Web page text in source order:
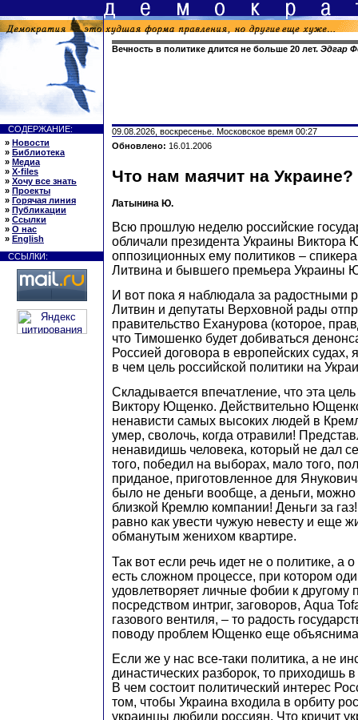
Вечность в политике длится не больше 20 лет. Эдгар
СОДЕРЖАНИЕ:
» Новости
» Библиотека
» Медиа
» X-files
» Хочу все знать
» Проекты
» Горячая линия
» Публикации
» Ссылки
» О нас
» English
ССЫЛКИ:
09.08.2026, воскресенье. Московское время 00:27
Обновлено: 16.01.2006
Что нам маячит на Украине?
Латынина Ю.
Всю прошлую неделю российские
обличали президента Украины Виктора
оппозиционных ему политиков –
Литвина и бывшего премьера Украины
И вот пока я наблюдала за радостными
Литвин и депутаты Верховной рады
правительство Еханурова (которое,
что Тимошенко будет добиваться
Россией договора в европейских судах,
в чем цель российской политики на
Складывается впечатление, что эта
Виктору Ющенко. Действительно
ненависти самых высоких людей в
умер, сволочь, когда отравили!
ненавидишь человека, который не дал
того, победил на выборах, мало того,
приданое, приготовленное для
было не деньги вообще, а деньги, можно
близкой Кремлю компании! Деньги за
равно как увести чужую невесту и еще
обманутым женихом квартире.
Так вот если речь идет не о политике, а
есть сложном процессе, при котором
удовлетворяет личные фобии к другому
посредством интриг, заговоров, Aqua
газового вентиля, – то радость
поводу проблем Ющенко еще
Если же у нас все-таки политика, а не
династических разборок, то приходишь
В чем состоит политический интерес
том, чтобы Украина входила в орбиту
украинцы любили россиян. Что кричит